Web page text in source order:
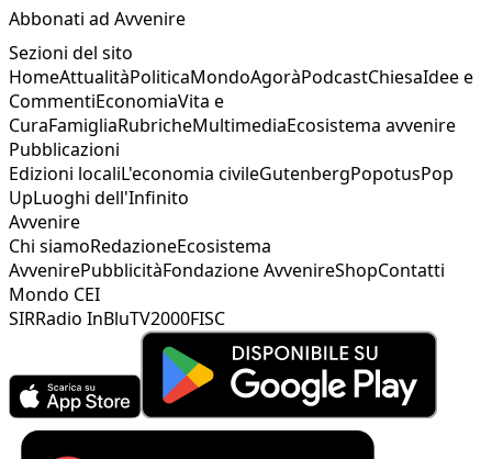
Abbonati ad Avvenire
Sezioni del sito
HomeAttualitàPoliticaMondoAgoràPodcastChiesaIdee e
CommentiEconomiaVita e
CuraFamigliaRubricheMultimediaEcosistema avvenire
Pubblicazioni
Edizioni localiL'economia civileGutenbergPopotusPop
UpLuoghi dell'Infinito
Avvenire
Chi siamoRedazioneEcosistema
AvvenirePubblicitàFondazione AvvenireShopContatti
Mondo CEI
SIRRadio InBluTV2000FISC